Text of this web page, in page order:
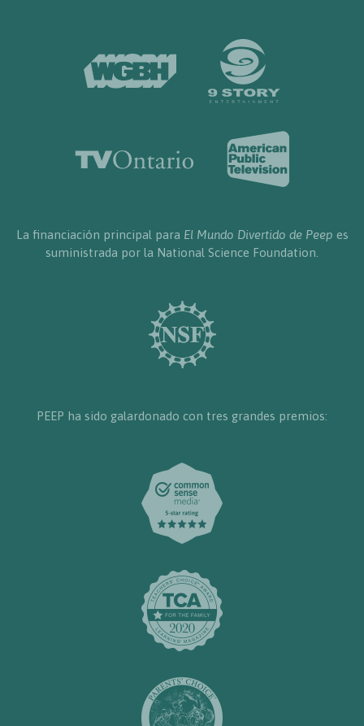
La financiación principal para El Mundo Divertido de Peep es
suministrada por la National Science Foundation.
PEEP ha sido galardonado con tres grandes premios: